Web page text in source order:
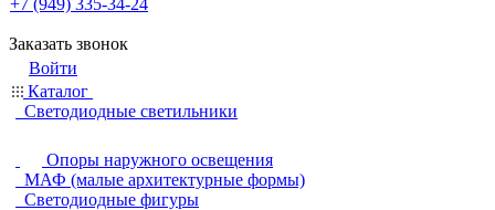
+7 (949) 335-34-24
Заказать звонок
Войти
Каталог
Светодиодные светильники
Опоры наружного освещения
МАФ (малые архитектурные формы)
Светодиодные фигуры